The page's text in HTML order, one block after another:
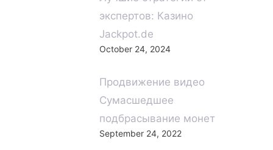
экспертов: Казино
Jackpot.de
October 24, 2024
Продвижение видео
Сумасшедшее
подбрасывание монет
September 24, 2022